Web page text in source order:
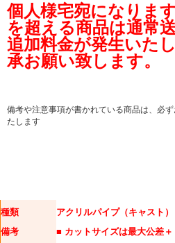
個人様宅宛になりま
を超える商品は通常
追加料金が発生いた
承お願い致します。
備考や注意事項が書かれている商品は、必
たします
種類
アクリルパイプ（キャスト）
備考
■ カットサイズは最大公差